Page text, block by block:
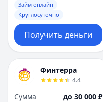
Займ онлайн
Круглосуточно
Получить деньги
Финтерра
4.4
Сумма
до 30 000 ₽